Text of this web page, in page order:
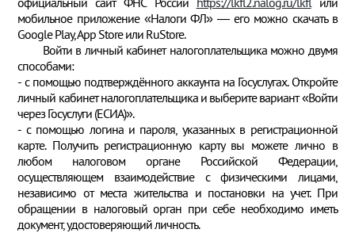
мобильное приложение «Налоги ФЛ» — его можно скачать в
Google Play, App Store или RuStore.
Войти в личный кабинет налогоплательщика можно двумя
способами:
- с помощью подтверждённого аккаунта на Госуслугах. Откройте
личный кабинет налогоплательщика и выберите вариант «Войти
через Госуслуги (ЕСИА)».
- с помощью логина и пароля, указанных в регистрационной
карте. Получить регистрационную карту вы можете лично в
любом налоговом органе Российской Федерации,
осуществляющем взаимодействие с физическими лицами,
независимо от места жительства и постановки на учет. При
обращении в налоговый орган при себе необходимо иметь
документ, удостоверяющий личность.